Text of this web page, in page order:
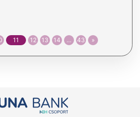
11 12 13 14 … 43 »